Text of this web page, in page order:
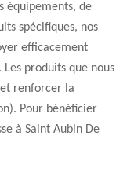
équipements, de
spécifiques, nos
efficacement
produits que nous
renforcer la
Pour bénéficier
à Saint Aubin De